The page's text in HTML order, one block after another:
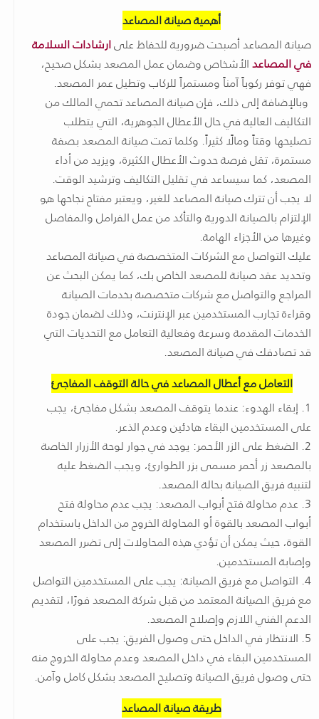
أهمية صيانة المصاعد
صيانة المصاعد أصبحت ضرورية للحفاظ علىارشادات السلامة
في المصاعدالأشخاص وضمان عمل المصعد بشكل صحيح،
فهي توفر ركوباً آمناً ومستمراً للركاب وتطيل عمر المصعد.
وبالإضافة إلى ذلك، فإن صيانة المصاعد تحمي المالك من
التكاليف العالية في حال الأعطال الجوهرية، التي يتطلب
تصليحها وقتاً ومالًا كثيراً. وكلما تمت صيانة المصعد بصفة
مستمرة، تقل فرصة حدوث الأعطال الكثيرة، ويزيد من أداء
المصعد، كما سيساعد في تقليل التكاليف وترشيد الوقت.
لا يجب أن تترك صيانة المصاعد للغير، ويعتبر مفتاح نجاحها هو
الإلتزام بالصيانة الدورية والتأكد من عمل الفرامل والمفاصل
وغيرها من الأجزاء الهامة.
عليك التواصل مع الشركات المتخصصة في صيانة المصاعد
وتحديد عقد صيانة للمصعد الخاص بك، كما يمكن البحث عن
المراجع والتواصل مع شركات متخصصة بخدمات الصيانة
وقراءة تجارب المستخدمين عبر الإنترنت، وذلك لضمان جودة
الخدمات المقدمة وسرعة وفعالية التعامل مع التحديات التي
قد تصادفك في صيانة المصعد.
التعامل مع أعطال المصاعد في حالة التوقف المفاجئ
1. إبقاء الهدوء: عندما يتوقف المصعد بشكل مفاجئ، يجب
على المستخدمين البقاء هادئين وعدم الذعر.
2. الضغط على الزر الأحمر: يوجد في جوار لوحة الأزرار الخاصة
بالمصعد زر أحمر مسمى بزر الطوارئ، ويجب الضغط عليه
لتنبيه فريق الصيانة بحالة المصعد.
3. عدم محاولة فتح أبواب المصعد: يجب عدم محاولة فتح
أبواب المصعد بالقوة أو المحاولة الخروج من الداخل باستخدام
القوة، حيث يمكن أن تؤدي هذه المحاولات إلى تضرر المصعد
وإصابة المستخدمين.
4. التواصل مع فريق الصيانة: يجب على المستخدمين التواصل
مع فريق الصيانة المعتمد من قبل شركة المصعد فورًا، لتقديم
الدعم الفني اللازم وإصلاح المصعد.
5. الانتظار في الداخل حتى وصول الفريق: يجب على
المستخدمين البقاء في داخل المصعد وعدم محاولة الخروج منه
حتى وصول فريق الصيانة وتصليح المصعد بشكل كامل وآمن.
طريقة صيانة المصاعد